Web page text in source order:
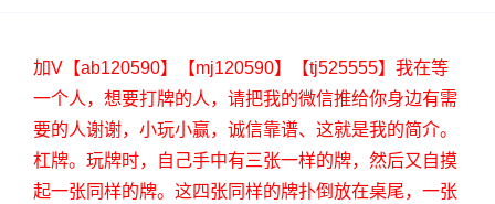
加V【ab120590】【mj120590】【tj525555】我在等
一个人，想要打牌的人，请把我的微信推给你身边有需
要的人谢谢，小玩小赢，诚信靠谱、这就是我的简介。
杠牌。玩牌时，自己手中有三张一样的牌，然后又自摸
起一张同样的牌。这四张同样的牌扑倒放在桌尾，一张